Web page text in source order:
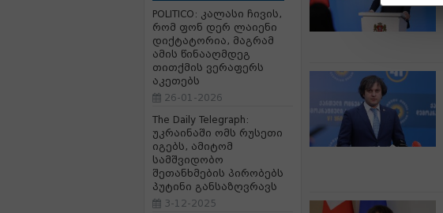
POLITICO: კალასი ჩივის,
რომ ფონ დერ ლაიენი
დიქტატორია, მაგრამ
ამის წინააღმდეგ
თითქმის ვერაფერს
აკეთებს
26-01-2026
The Daily Telegraph:
უკრაინაში ომს რუსეთი
იგებს, ამიტომ
სამშვიდობო
შეთანხმების პირობებს
პუტინი განსაზღვრავს
3-12-2025